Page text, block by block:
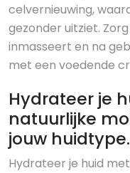
celvernieuwing,
gezonder uitziet.
inmasseert en na
met een voedende
Hydrateer je
natuurlijke
jouw huidtype.
Hydrateer je huid